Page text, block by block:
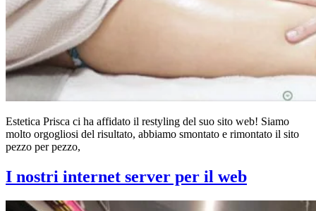
Estetica Prisca ci ha affidato il restyling del suo sito web! Siamo
molto orgogliosi del risultato, abbiamo smontato e rimontato il sito
pezzo per pezzo,
I nostri internet server per il web